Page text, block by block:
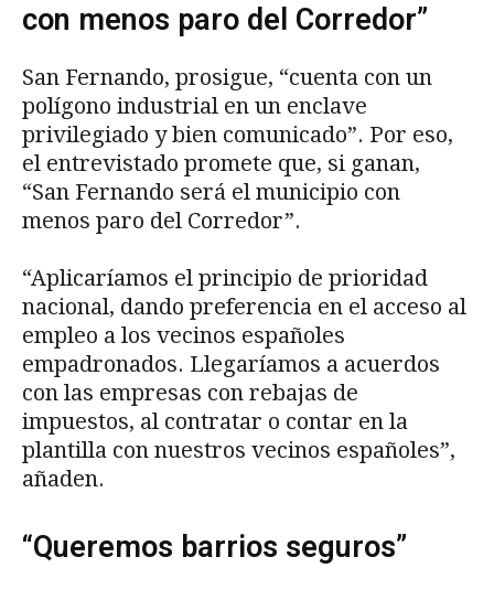
con menos paro del Corredor”
San Fernando, prosigue, “cuenta con un
polígono industrial en un enclave
privilegiado y bien comunicado”. Por eso,
el entrevistado promete que, si ganan,
“San Fernando será el municipio con
menos paro del Corredor”.
“Aplicaríamos el principio de prioridad
nacional, dando preferencia en el acceso al
empleo a los vecinos españoles
empadronados. Llegaríamos a acuerdos
con las empresas con rebajas de
impuestos, al contratar o contar en la
plantilla con nuestros vecinos españoles”,
añaden.
“Queremos barrios seguros”